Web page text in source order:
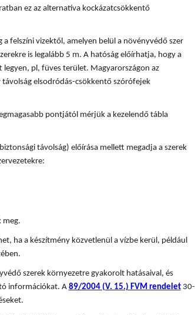
ez az alternatíva kockázatcsökkentő
felszíni vizektől, amelyen belül a növényvédő szer
is legalább 5 m. A hatóság előírhatja, hogy a
legyen, pl, füves terület. Magyarországon az
elsodródás-csökkentő szórófejek
pontjától mérjük a kezelendő tábla
távolság) előírása mellett megadja a szerek
meg.
ha a készítmény közvetlenül a vízbe kerül, például
szerek környezetre gyakorolt hatásaival, és
információkat. A 89/2004 (V. 15.) FVM rendelet30-